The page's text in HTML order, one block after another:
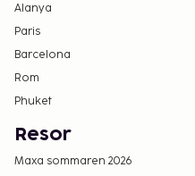
Alanya
Paris
Barcelona
Rom
Phuket
Resor
Maxa sommaren 2026